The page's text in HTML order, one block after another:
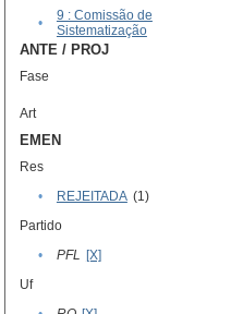
•
9 : Comissão de
Sistematização
ANTE / PROJ
Fase
Art
EMEN
Res
•
REJEITADA (1)
Partido
•
PFL [X]
Uf